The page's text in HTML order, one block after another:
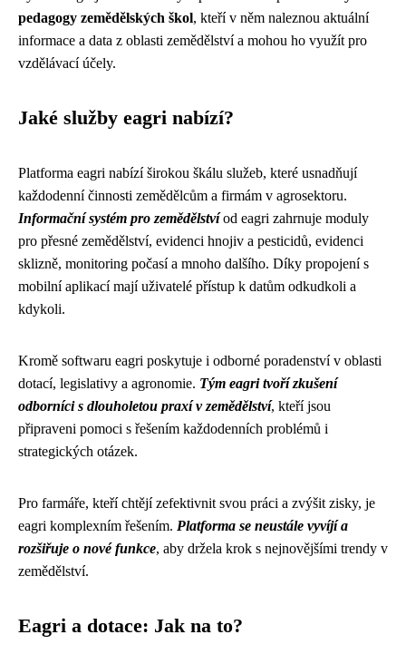
pedagogy zemědělských škol, kteří v něm naleznou aktuální
informace a data z oblasti zemědělství a mohou ho využít pro
vzdělávací účely.
Jaké služby eagri nabízí?
Platforma eagri nabízí širokou škálu služeb, které usnadňují
každodenní činnosti zemědělcům a firmám v agrosektoru.
Informační systém pro zemědělstvíod eagri zahrnuje moduly
pro přesné zemědělství, evidenci hnojiv a pesticidů, evidenci
sklizně, monitoring počasí a mnoho dalšího. Díky propojení s
mobilní aplikací mají uživatelé přístup k datům odkudkoli a
kdykoli.
Kromě softwaru eagri poskytuje i odborné poradenství v oblasti
dotací, legislativy a agronomie. Tým eagri tvoří zkušení
odborníci s dlouholetou praxí v zemědělství, kteří jsou
připraveni pomoci s řešením každodenních problémů i
strategických otázek.
Pro farmáře, kteří chtějí zefektivnit svou práci a zvýšit zisky, je
eagri komplexním řešením. Platforma se neustále vyvíjí a
rozšiřuje o nové funkce, aby držela krok s nejnovějšími trendy v
zemědělství.
Eagri a dotace: Jak na to?